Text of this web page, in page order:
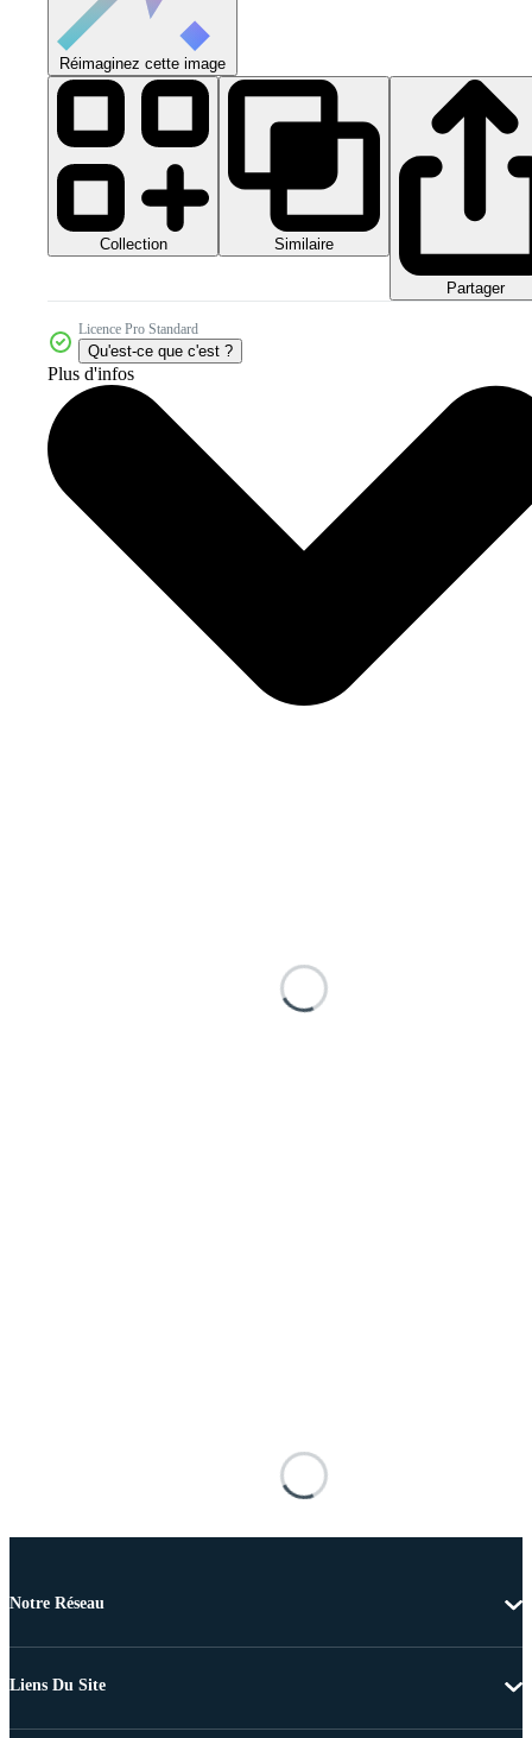
Réimaginez cette image
Collection Similaire
Partager
Licence Pro Standard
Qu'est-ce que c'est ?
Plus d'infos
Notre Réseau
Liens Du Site